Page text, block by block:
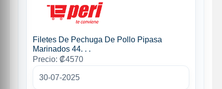
Filetes De Pechuga De Pollo Pipasa
Marinados 44. . .
Precio: ₡4570
30-07-2025